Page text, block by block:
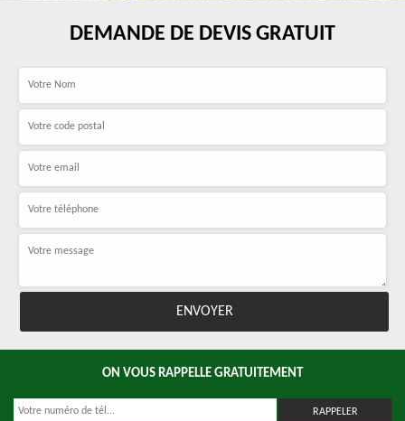
DEMANDE DE DEVIS GRATUIT
ON VOUS RAPPELLE GRATUITEMENT